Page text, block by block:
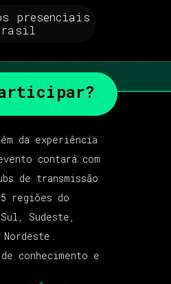
presenciais
da experiência
contará com
de transmissão
5 regiões do
Sudeste,
conhecimento e